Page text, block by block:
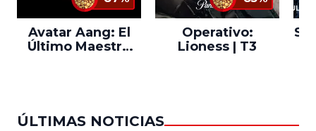
Avatar Aang: El
Último Maestro
Operativo:
Lioness | T3
ÚLTIMAS NOTICIAS